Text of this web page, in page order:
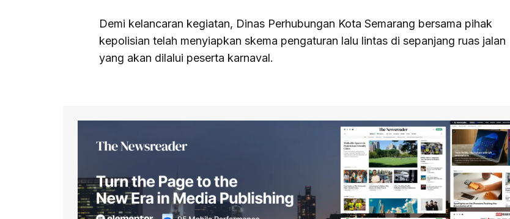
Demi kelancaran kegiatan, Dinas Perhubungan Kota Semarang bersama pihak
kepolisian telah menyiapkan skema pengaturan lalu lintas di sepanjang ruas jalan
yang akan dilalui peserta karnaval.